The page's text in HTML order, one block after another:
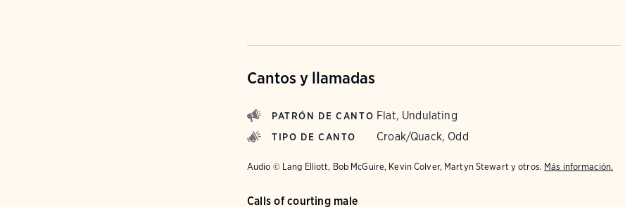
Cantos y llamadas
PATRÓN DE CANTO Flat, Undulating
TIPO DE CANTO Croak/Quack, Odd
Audio © Lang Elliott, Bob McGuire, Kevin Colver, Martyn Stewart y otros. Más información.
Calls of courting male